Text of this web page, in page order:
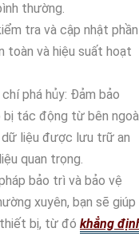
thường.
tra và cập nhật phần
toàn và hiệu suất hoạt
phá hủy: Đảm bảo
tác động từ bên
liệu được lưu trữ an
quan trọng.
bảo trì và bảo vệ
xuyên, bạn sẽ giúp
bị, từ đó khẳng